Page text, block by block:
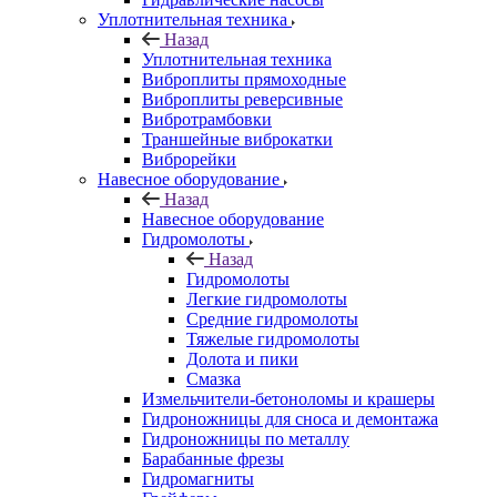
Уплотнительная техника
Назад
Уплотнительная техника
Виброплиты прямоходные
Виброплиты реверсивные
Вибротрамбовки
Траншейные виброкатки
Виброрейки
Навесное оборудование
Назад
Навесное оборудование
Гидромолоты
Назад
Гидромолоты
Легкие гидромолоты
Средние гидромолоты
Тяжелые гидромолоты
Долота и пики
Смазка
Измельчители-бетоноломы и крашеры
Гидроножницы для сноса и демонтажа
Гидроножницы по металлу
Барабанные фрезы
Гидромагниты